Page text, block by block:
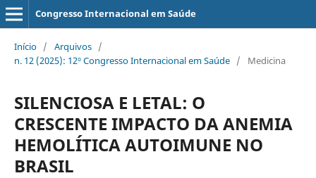
Congresso Internacional em Saúde
Início / Arquivos /
n. 12 (2025): 12º Congresso Internacional em Saúde / Medicina
SILENCIOSA E LETAL: O
CRESCENTE IMPACTO DA ANEMIA
HEMOLÍTICA AUTOIMUNE NO
BRASIL